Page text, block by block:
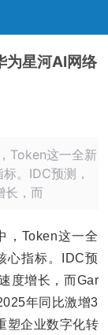
为星河AI网络
Token这一全新
。IDC预测，
长，而
Token这一全
心指标。IDC预
度增长，而Gar
年同比激增3
塑企业数字化转